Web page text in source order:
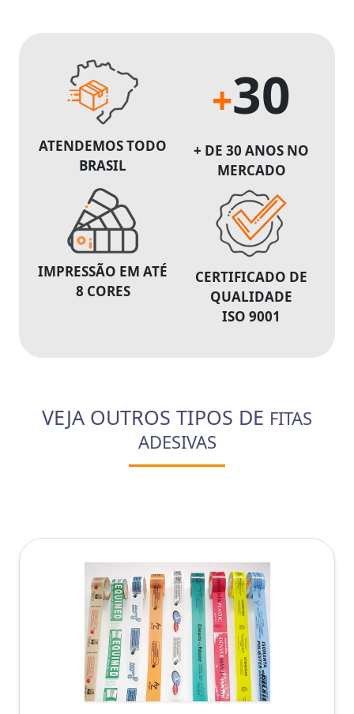
ATENDEMOS TODO
BRASIL
+30
+ DE 30 ANOS NO
MERCADO
IMPRESSÃO EM ATÉ
8 CORES
CERTIFICADO DE
QUALIDADE
ISO 9001
VEJA OUTROS TIPOS DE FITAS
ADESIVAS